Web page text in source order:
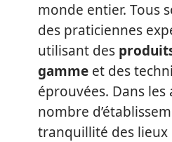
monde entier. Tous
des praticiennes
utilisant des
gamme et des
éprouvées. Dans les
nombre
tranquillité des lieux